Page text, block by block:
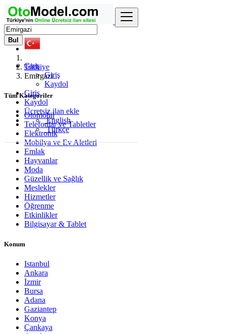
Giriş
Giriş
Kaydol
Giriş
Kaydol
Ücretsiz ilan ekle
English
Türkçe
Bul
Türkiye
Emirgazi
Tüm Kategoriler
Otomobil
Telefonlar ve Tabletler
Elektronik
Mobilya ve Ev Aletleri
Emlak
Hayvanlar
Moda
Güzellik ve Sağlık
Meslekler
Hizmetler
Öğrenme
Etkinlikler
Bilgisayar & Tablet
Konum
Istanbul
Ankara
İzmir
Bursa
Adana
Gaziantep
Konya
Çankaya